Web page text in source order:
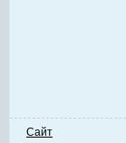
Сайт